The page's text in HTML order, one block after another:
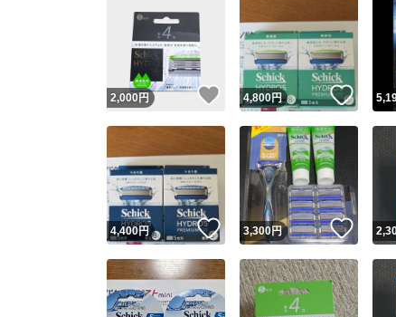
取
他
スピー
※この
ス
ス
2,000 円 いいね！
4,800円 いい
4,400円 いいね！
3,300円 いい